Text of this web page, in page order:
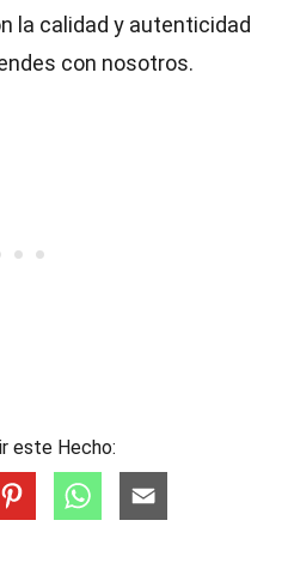
la calidad y autenticidad
con nosotros.
este Hecho: